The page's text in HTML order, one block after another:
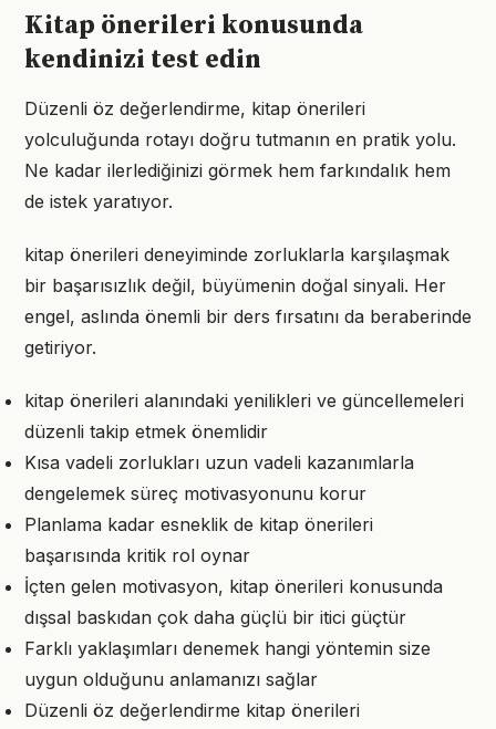
Kitap önerileri konusunda
kendinizi test edin
Düzenli öz değerlendirme, kitap önerileri
yolculuğunda rotayı doğru tutmanın en pratik yolu.
Ne kadar ilerlediğinizi görmek hem farkındalık hem
de istek yaratıyor.
kitap önerileri deneyiminde zorluklarla karşılaşmak
bir başarısızlık değil, büyümenin doğal sinyali. Her
engel, aslında önemli bir ders fırsatını da beraberinde
getiriyor.
kitap önerileri alanındaki yenilikleri ve güncellemeleri
düzenli takip etmek önemlidir
Kısa vadeli zorlukları uzun vadeli kazanımlarla
dengelemek süreç motivasyonunu korur
Planlama kadar esneklik de kitap önerileri
başarısında kritik rol oynar
İçten gelen motivasyon, kitap önerileri konusunda
dışsal baskıdan çok daha güçlü bir itici güçtür
Farklı yaklaşımları denemek hangi yöntemin size
uygun olduğunu anlamanızı sağlar
Düzenli öz değerlendirme kitap önerileri